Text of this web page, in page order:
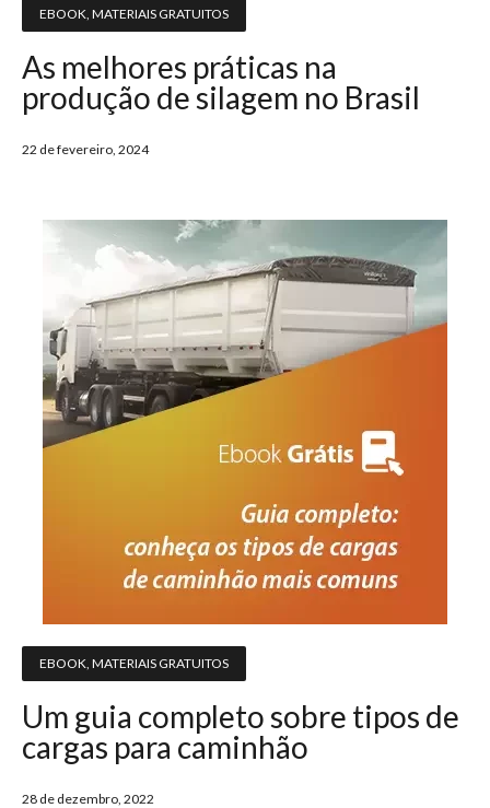
EBOOK MATERIAIS GRATUITOS
As melhores práticas na
produção de silagem no Brasil
22 de fevereiro, 2024
EBOOK MATERIAIS GRATUITOS
Um guia completo sobre tipos de
cargas para caminhão
28 de dezembro, 2022